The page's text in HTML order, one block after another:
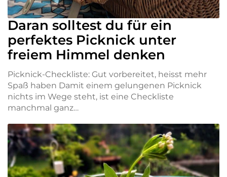
Daran solltest du für ein
perfektes Picknick unter
freiem Himmel denken
Picknick-Checkliste: Gut vorbereitet, heisst mehr
Spaß haben Damit einem gelungenen Picknick
nichts im Wege steht, ist eine Checkliste
manchmal ganz…